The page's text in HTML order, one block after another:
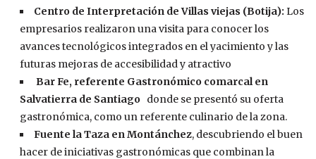
Centro de Interpretación de Villas viejas (Botija): Los
empresarios realizaron una visita para conocer los
avances tecnológicos integrados en el yacimiento y las
futuras mejoras de accesibilidad y atractivo
Bar Fe, referente Gastronómico comarcal en
Salvatierra de Santiago donde se presentó su oferta
gastronómica, como un referente culinario de la zona.
Fuente la Taza en Montánchez, descubriendo el buen
hacer de iniciativas gastronómicas que combinan la